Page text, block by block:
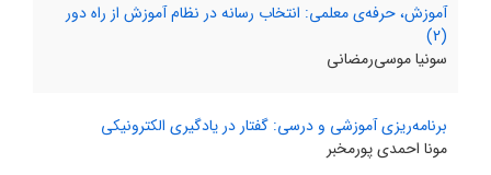
آموزش، حرفه‌ی معلمی: انتخاب رسانه در نظام آموزش از راه دور
(2)
سونیا موسی‌رمضانی
برنامه‌ریزی آموزشی و درسی: گفتار در یادگیری الکترونیکی
مونا احمدی پورمخبر